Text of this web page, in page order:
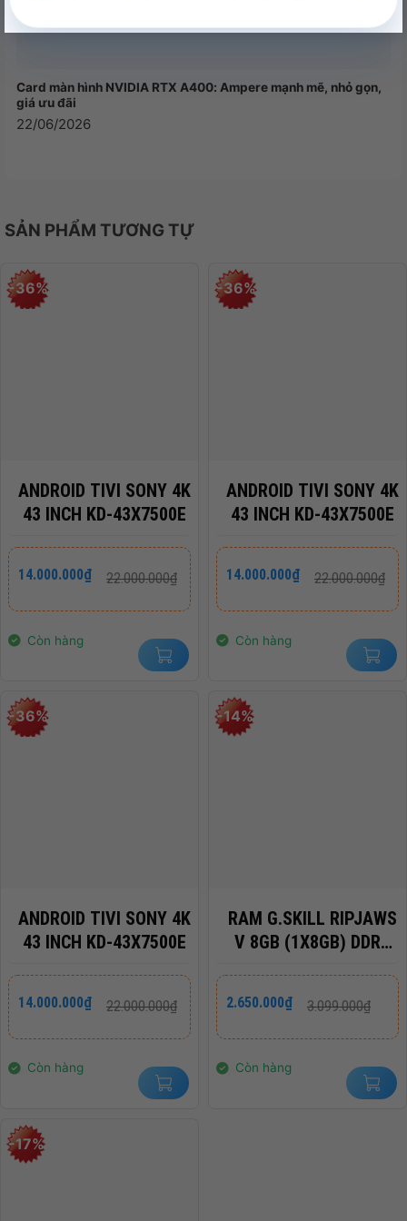
Card màn hình NVIDIA RTX A400: Ampere mạnh mẽ, nhỏ gọn,
giá ưu đãi
22/06/2026
SẢN PHẨM TƯƠNG TỰ
-36%
ANDROID TIVI SONY 4K
43 INCH KD-43X7500E
22.000.000₫
Giá
gốc
22.000.000₫.
14.000.000₫
Giá
hiện
là:
Còn hàng
-36%
ANDROID TIVI SONY 4K
43 INCH KD-43X7500E
22.000.000₫
Giá
gốc
22.000.000₫.
14.000.000₫
Giá
hiện
là:
Còn hàng
-36%
ANDROID TIVI SONY 4K
43 INCH KD-43X7500E
22.000.000₫
gốc
22.000.000₫.
14.000.000₫
hiện
là:
Còn hàng
-14%
RAM G.SKILL RIPJAWS
V 8GB (1X8GB) DDR4
3.099.000₫
gốc
3.099.000₫.
2.650.000₫
hiện
là:
Còn hàng
-17%